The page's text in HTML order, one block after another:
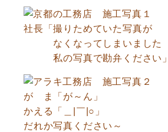
社長「撮りためていた写真が
なくなってしまいました
私の写真で勘弁ください」
が ま「が～ん」
かえる「＿|￣|○」
だれか写真ください～